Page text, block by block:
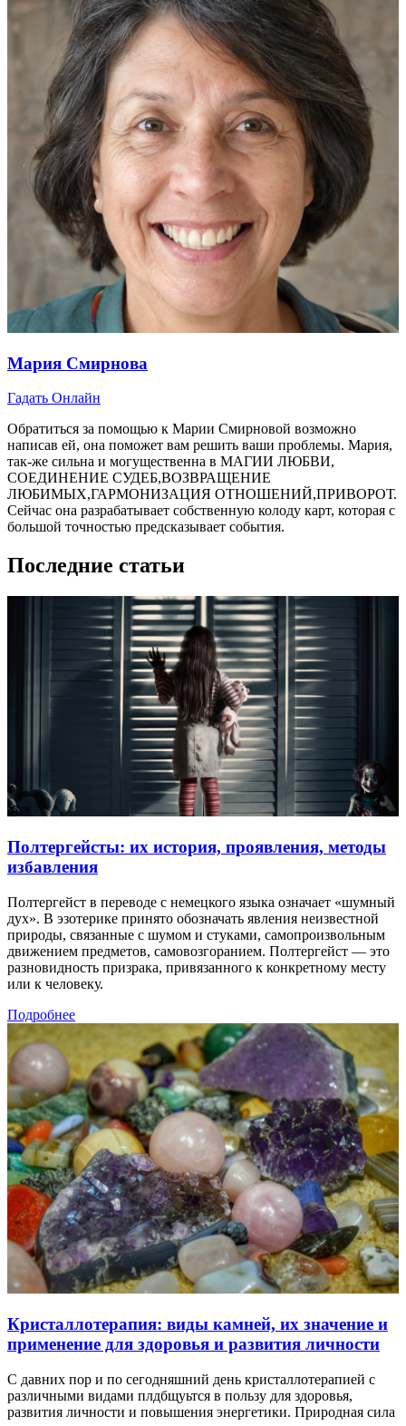
Мария Смирнова
Гадать Онлайн
Обратиться за помощью к Марии Смирновой возможно
написав ей, она поможет вам решить ваши проблемы. Мария,
так-же сильна и могущественна в МАГИИ ЛЮБВИ,
СОЕДИНЕНИЕ СУДЕБ,ВОЗВРАЩЕНИЕ
ЛЮБИМЫХ,ГАРМОНИЗАЦИЯ ОТНОШЕНИЙ,ПРИВОРОТ.
Сейчас она разрабатывает собственную колоду карт, которая с
большой точностью предсказывает события.
Последние статьи
Полтергейсты: их история, проявления, методы
избавления
Полтергейст в переводе с немецкого языка означает «шумный
дух». В эзотерике принято обозначать явления неизвестной
природы, связанные с шумом и стуками, самопроизвольным
движением предметов, самовозгоранием. Полтергейст — это
разновидность призрака, привязанного к конкретному месту
или к человеку.
Подробнее
Кристаллотерапия: виды камней, их значение и
применение для здоровья и развития личности
С давних пор и по сегодняшний день кристаллотерапией с
различными видами плдбщуьтся в пользу для здоровья,
развития личности и повышения энергетики. Природная сила